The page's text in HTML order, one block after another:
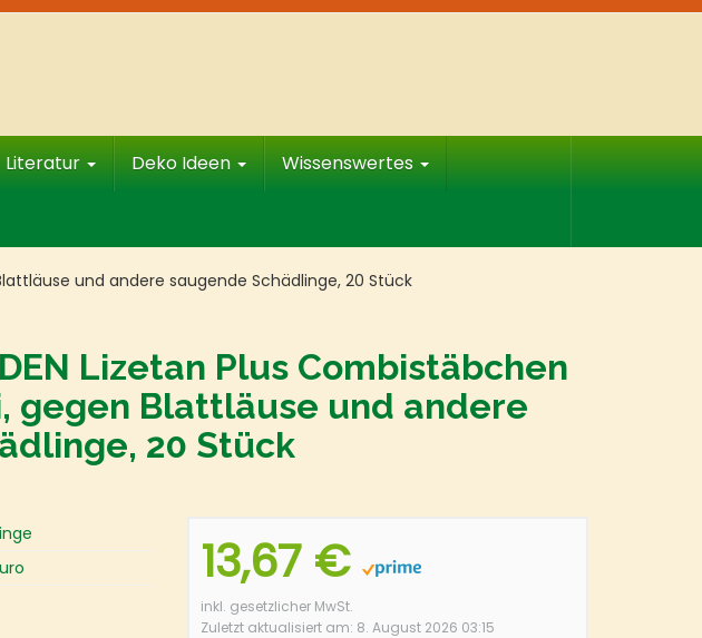
Literatur Deko Ideen Wissenswertes
und andere saugende Schädlinge, 20 Stück
Lizetan Plus Combistäbchen
gegen Blattläuse und andere
20 Stück
13,67 €
inkl. gesetzlicher MwSt.
Zuletzt aktualisiert am: 8. August 2026 03:15